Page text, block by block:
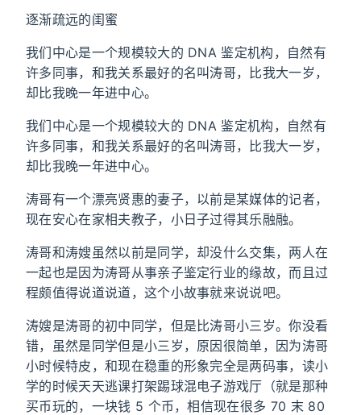
逐渐疏远的闺蜜
我们中心是一个规模较大的 DNA 鉴定机构，自然有
许多同事，和我关系最好的名叫涛哥，比我大一岁，
却比我晚一年进中心。
我们中心是一个规模较大的 DNA 鉴定机构，自然有
许多同事，和我关系最好的名叫涛哥，比我大一岁，
却比我晚一年进中心。
涛哥有一个漂亮贤惠的妻子，以前是某媒体的记者，
现在安心在家相夫教子，小日子过得其乐融融。
涛哥和涛嫂虽然以前是同学，却没什么交集，两人在
一起也是因为涛哥从事亲子鉴定行业的缘故，而且过
程颇值得说道说道，这个小故事就来说说吧。
涛嫂是涛哥的初中同学，但是比涛哥小三岁。你没看
错，虽然是同学但是小三岁，原因很简单，因为涛哥
小时候特皮，和现在稳重的形象完全是两码事，读小
学的时候天天逃课打架踢球混电子游戏厅（就是那种
买币玩的，一块钱 5 个币，相信现在很多 70 末 80